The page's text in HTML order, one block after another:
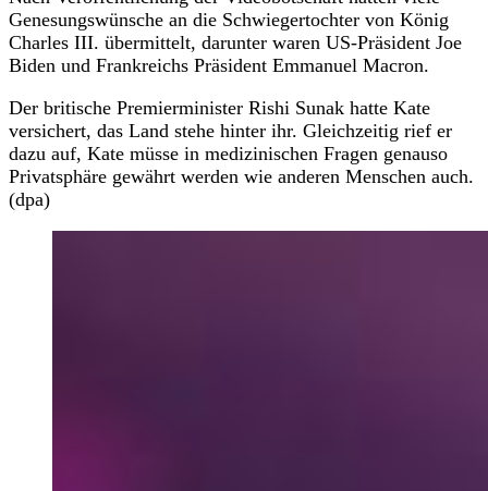
Genesungswünsche an die Schwiegertochter von König
Charles III. übermittelt, darunter waren US-Präsident Joe
Biden und Frankreichs Präsident Emmanuel Macron.
Der britische Premierminister Rishi Sunak hatte Kate
versichert, das Land stehe hinter ihr. Gleichzeitig rief er
dazu auf, Kate müsse in medizinischen Fragen genauso
Privatsphäre gewährt werden wie anderen Menschen auch.
(dpa)